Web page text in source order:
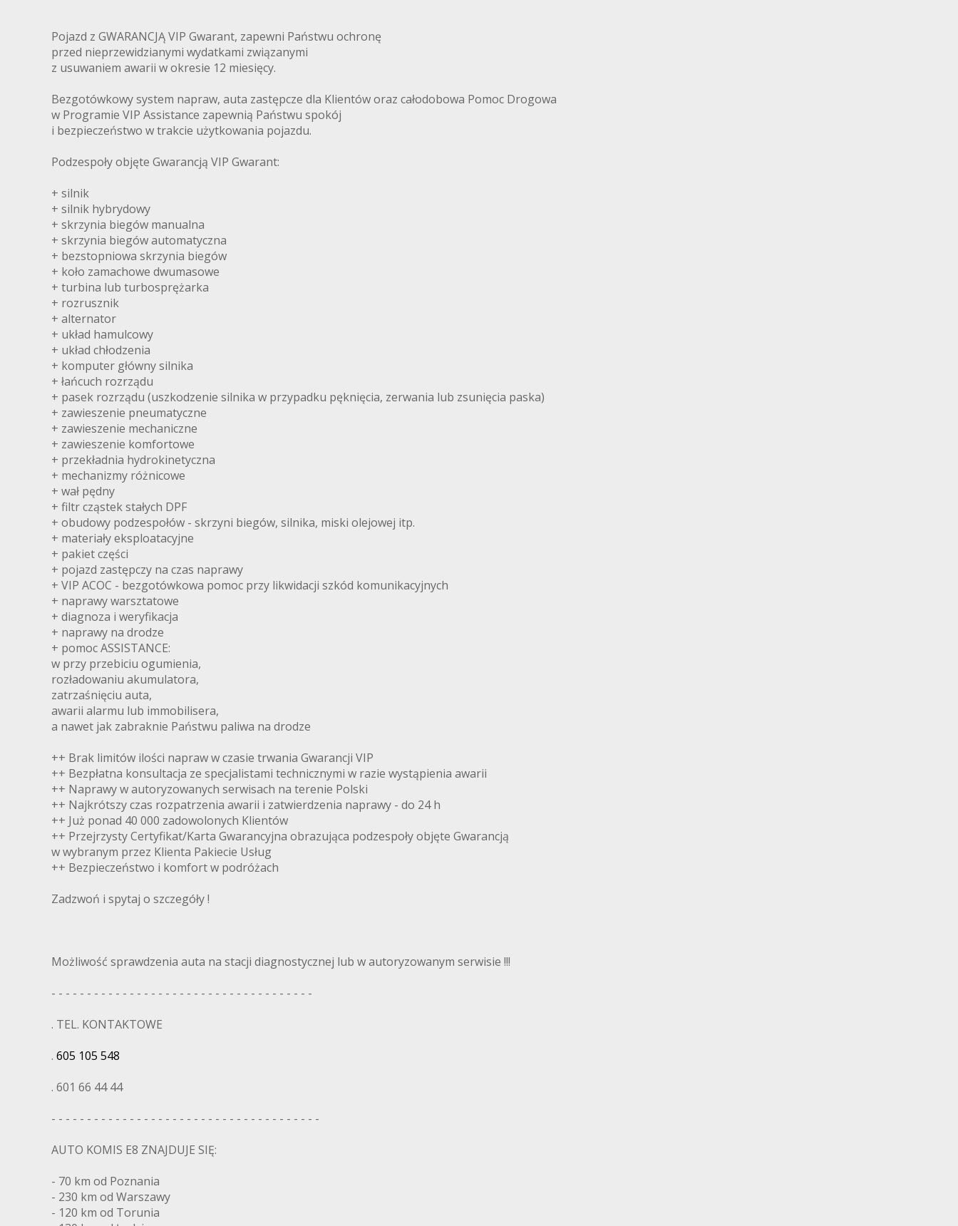
Pojazd z GWARANCJĄ VIP Gwarant, zapewni Państwu ochronę
przed nieprzewidzianymi wydatkami związanymi
z usuwaniem awarii w okresie 12 miesięcy.
Bezgotówkowy system napraw, auta zastępcze dla Klientów oraz całodobowa Pomoc Drogowa
w Programie VIP Assistance zapewnią Państwu spokój
i bezpieczeństwo w trakcie użytkowania pojazdu.
Podzespoły objęte Gwarancją VIP Gwarant:
+ silnik
+ silnik hybrydowy
+ skrzynia biegów manualna
+ skrzynia biegów automatyczna
+ bezstopniowa skrzynia biegów
+ koło zamachowe dwumasowe
+ turbina lub turbosprężarka
+ rozrusznik
+ alternator
+ układ hamulcowy
+ układ chłodzenia
+ komputer główny silnika
+ łańcuch rozrządu
+ pasek rozrządu (uszkodzenie silnika w przypadku pęknięcia, zerwania lub zsunięcia paska)
+ zawieszenie pneumatyczne
+ zawieszenie mechaniczne
+ zawieszenie komfortowe
+ przekładnia hydrokinetyczna
+ mechanizmy różnicowe
+ wał pędny
+ filtr cząstek stałych DPF
+ obudowy podzespołów - skrzyni biegów, silnika, miski olejowej itp.
+ materiały eksploatacyjne
+ pakiet części
+ pojazd zastępczy na czas naprawy
+ VIP ACOC - bezgotówkowa pomoc przy likwidacji szkód komunikacyjnych
+ naprawy warsztatowe
+ diagnoza i weryfikacja
+ naprawy na drodze
+ pomoc ASSISTANCE:
w przy przebiciu ogumienia,
rozładowaniu akumulatora,
zatrzaśnięciu auta,
awarii alarmu lub immobilisera,
a nawet jak zabraknie Państwu paliwa na drodze
++ Brak limitów ilości napraw w czasie trwania Gwarancji VIP
++ Bezpłatna konsultacja ze specjalistami technicznymi w razie wystąpienia awarii
++ Naprawy w autoryzowanych serwisach na terenie Polski
++ Najkrótszy czas rozpatrzenia awarii i zatwierdzenia naprawy - do 24 h
++ Już ponad 40 000 zadowolonych Klientów
++ Przejrzysty Certyfikat/Karta Gwarancyjna obrazująca podzespoły objęte Gwarancją
w wybranym przez Klienta Pakiecie Usług
++ Bezpieczeństwo i komfort w podróżach
Zadzwoń i spytaj o szczegóły !
Możliwość sprawdzenia auta na stacji diagnostycznej lub w autoryzowanym serwisie !!!
- - - - - - - - - - - - - - - - - - - - - - - - - - - - - - - - - - - - -
. TEL. KONTAKTOWE
. 605 105 548
. 601 66 44 44
- - - - - - - - - - - - - - - - - - - - - - - - - - - - - - - - - - - - - -
AUTO KOMIS E8 ZNAJDUJE SIĘ:
- 70 km od Poznania
- 230 km od Warszawy
- 120 km od Torunia